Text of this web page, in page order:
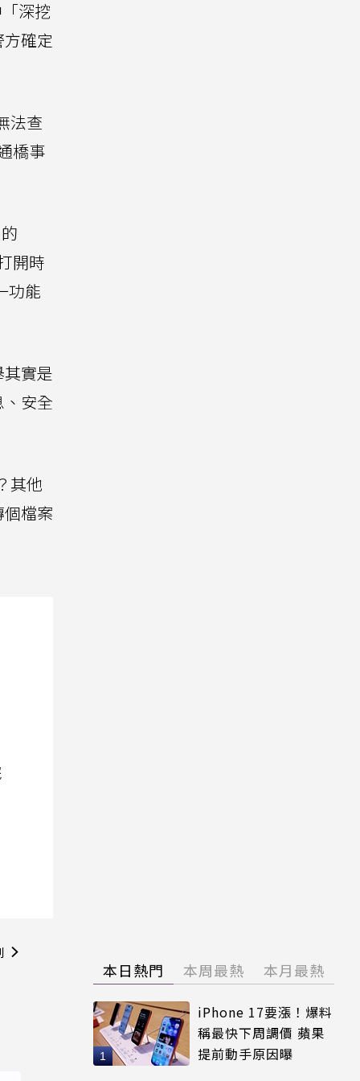
深挖
確定
法查
橋事
開時
功能
實是
安全
其他
檔案
本日熱門 本周最熱 本月最熱
iPhone 17要漲！爆料
稱最快下周調價 蘋果
提前動手原因曝